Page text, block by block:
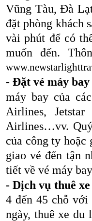
Lưu ý:DU LỊCH ÁNH SAO MỚI
Vũng Tàu, Đà
đặt phòng khách
vài phút để có
muốn đến.
- Đặt vé máy bay
máy bay của
Airlines,
Airlines…vv.
của công ty hoặc
giao vé đến tận
tiết về vé máy
-Dịch vụ thuê
4 đến 45 chỗ với
ngày, thuê xe du